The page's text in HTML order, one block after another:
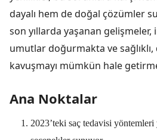
dayalı hem de doğal çözümler
son yıllarda yaşanan gelişmeler,
umutlar doğurmakta ve
kavuşmayı mümkün hale
Ana Noktalar
2023’teki saç tedavisi